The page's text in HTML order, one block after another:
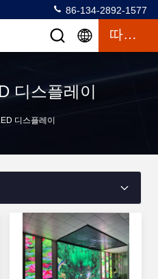
86-134-2892-1577
따옴표
디스플레이
디스플레이